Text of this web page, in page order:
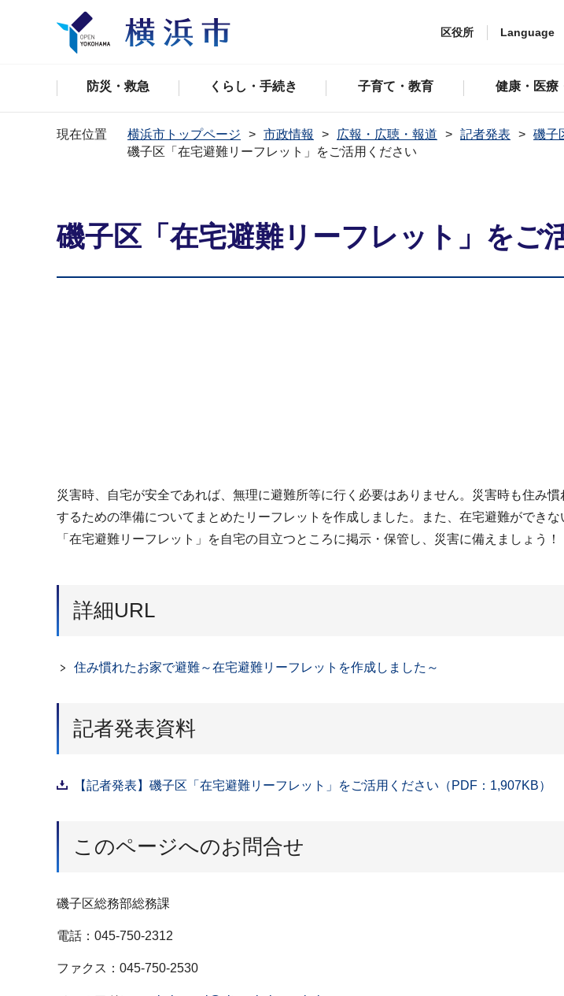
区役所 Language
防災・救急 くらし・手続き 子育て・教育 健康・医療
現在位置 横浜市トップページ 市政情報 広報・広聴・報道 記者発表 磯子
磯子区「在宅避難リーフレット」をご活用ください
磯子区「在宅避難リーフレット」をご
災害時、自宅が安全であれば、無理に避難所等に行く必要はありません。災害時も住み
するための準備についてまとめたリーフレットを作成しました。また、在宅避難ができ
「在宅避難リーフレット」を自宅の目立つところに掲示・保管し、災害に備えましょう！
詳細URL
住み慣れたお家で避難～在宅避難リーフレットを作成しました～
記者発表資料
【記者発表】磯子区「在宅避難リーフレット」をご活用ください（PDF：1,907KB）
このページへのお問合せ
磯子区総務部総務課
電話：045-750-2312
ファクス：045-750-2530